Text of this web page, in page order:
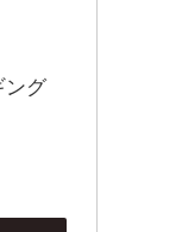
ング